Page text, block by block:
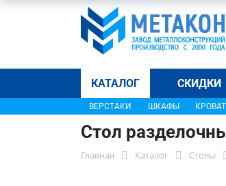
КАТАЛОГ СКИДКИ
ВЕРСТАКИ ШКАФЫ
Стол
Главная Каталог Столы